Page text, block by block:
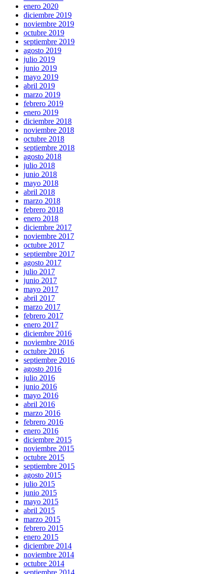
enero 2020
diciembre 2019
noviembre 2019
octubre 2019
septiembre 2019
agosto 2019
julio 2019
junio 2019
mayo 2019
abril 2019
marzo 2019
febrero 2019
enero 2019
diciembre 2018
noviembre 2018
octubre 2018
septiembre 2018
agosto 2018
julio 2018
junio 2018
mayo 2018
abril 2018
marzo 2018
febrero 2018
enero 2018
diciembre 2017
noviembre 2017
octubre 2017
septiembre 2017
agosto 2017
julio 2017
junio 2017
mayo 2017
abril 2017
marzo 2017
febrero 2017
enero 2017
diciembre 2016
noviembre 2016
octubre 2016
septiembre 2016
agosto 2016
julio 2016
junio 2016
mayo 2016
abril 2016
marzo 2016
febrero 2016
enero 2016
diciembre 2015
noviembre 2015
octubre 2015
septiembre 2015
agosto 2015
julio 2015
junio 2015
mayo 2015
abril 2015
marzo 2015
febrero 2015
enero 2015
diciembre 2014
noviembre 2014
octubre 2014
septiembre 2014